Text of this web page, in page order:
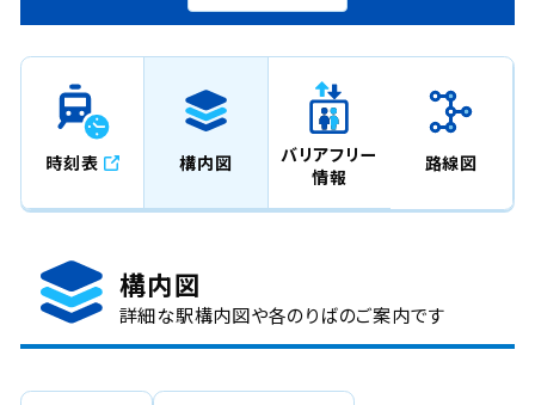
時刻表 構内図
バリアフリー
情報
路線図
構内図
詳細な駅構内図や各のりばのご案内です